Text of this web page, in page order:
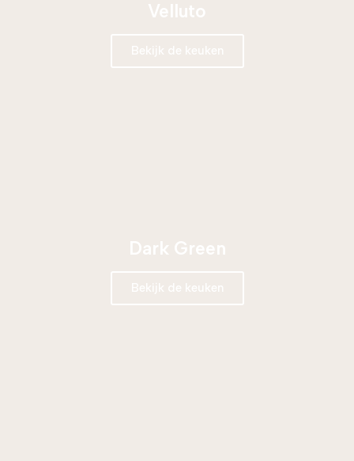
Velluto
Bekijk de keuken
Dark Green
Bekijk de keuken